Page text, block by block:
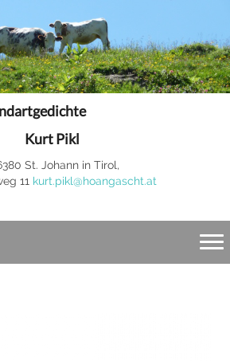
Kurt Pikl
St. Johann in Tirol,
11 kurt.pikl@hoangascht.at